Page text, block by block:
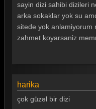
Arka Sokaklar 39.
Arka Sokaklar 38.
Arka Sokaklar 34.
sayin dizi sahibi dizileri
arka sokaklar yok su
sitede yok anlamiyorum
zahmet koyarsaniz
harika
çok güzəl bir dizi